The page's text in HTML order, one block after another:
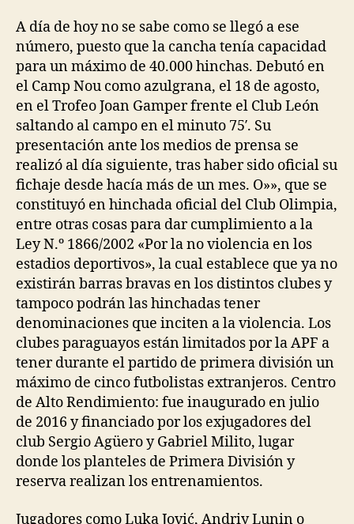
A día de hoy no se sabe como se llegó a ese
número, puesto que la cancha tenía capacidad
para un máximo de 40.000 hinchas. Debutó en
el Camp Nou como azulgrana, el 18 de agosto,
en el Trofeo Joan Gamper frente el Club León
saltando al campo en el minuto 75′. Su
presentación ante los medios de prensa se
realizó al día siguiente, tras haber sido oficial su
fichaje desde hacía más de un mes. O»», que se
constituyó en hinchada oficial del Club Olimpia,
entre otras cosas para dar cumplimiento a la
Ley N.º 1866/2002 «Por la no violencia en los
estadios deportivos», la cual establece que ya no
existirán barras bravas en los distintos clubes y
tampoco podrán las hinchadas tener
denominaciones que inciten a la violencia. Los
clubes paraguayos están limitados por la APF a
tener durante el partido de primera división un
máximo de cinco futbolistas extranjeros. Centro
de Alto Rendimiento: fue inaugurado en julio
de 2016 y financiado por los exjugadores del
club Sergio Agüero y Gabriel Milito, lugar
donde los planteles de Primera División y
reserva realizan los entrenamientos.
Jugadores como Luka Jović, Andriy Lunin o